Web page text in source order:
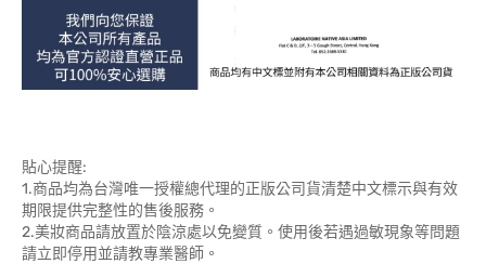
貼心提醒:
1.商品均為台灣唯一授權總代理的正版公司貨清楚中文標示與有效
期限提供完整性的售後服務。
2.美妝商品請放置於陰涼處以免變質。使用後若遇過敏現象等問題
請立即停用並請教專業醫師。